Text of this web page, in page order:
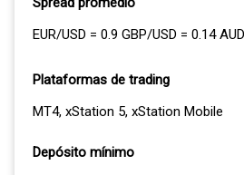
Con la herramienta CopyTrader
inversores según su historial, su
automática. Es una función útil
experiencia; aun así, copiar a un
EUR/USD = 0.9 GBP/USD = 0.14
Plataformas de trading
MT4, xStation 5, xStation Mobile
Depósito mínimo